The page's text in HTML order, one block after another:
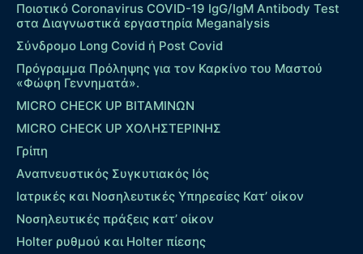
Ποιοτικό Coronavirus COVID-19 IgG/IgM Antibody Test
στα Διαγνωστικά εργαστηρία Meganalysis
Σύνδρομο Long Covid ή Post Covid
Πρόγραμμα Πρόληψης για τον Καρκίνο του Μαστού
«Φώφη Γεννηματά».
MICRO CHECK UP ΒΙΤΑΜΙΝΩΝ
MICRO CHECK UP ΧΟΛΗΣΤΕΡΙΝΗΣ
Γρίπη
Αναπνευστικός Συγκυτιακός Ιός
Ιατρικές και Νοσηλευτικές Υπηρεσίες Κατ’ οίκον
Νοσηλευτικές πράξεις κατ’ οίκον
Holter ρυθμού και Holter πίεσης